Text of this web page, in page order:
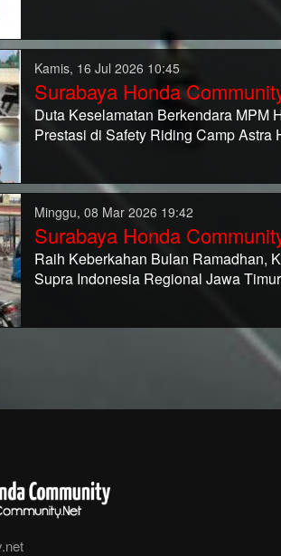
Kamis, 16 Jul 2026 10:45
Surabaya Honda
Duta Keselamatan Berkendara MPM
Prestasi di Safety Riding Camp Astra
Minggu, 08 Mar 2026 19:42
Surabaya Honda
Raih Keberkahan Bulan Ramadhan,
Supra Indonesia Regional Jawa